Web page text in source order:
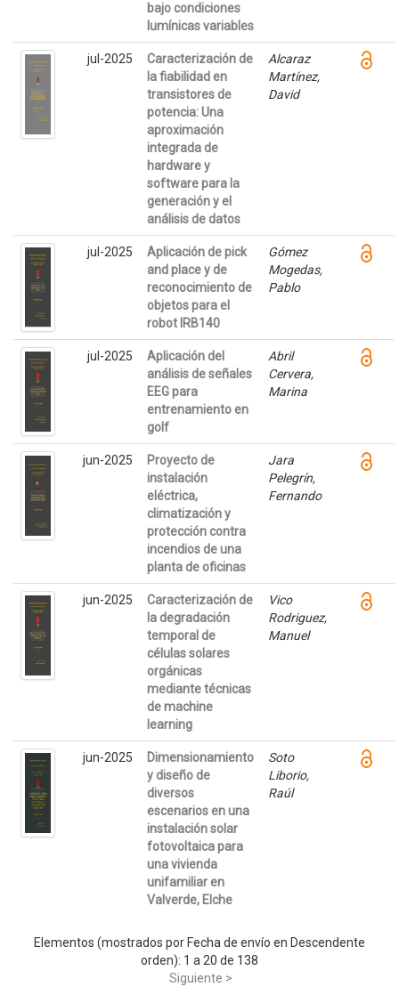
bajo condiciones
lumínicas variables
jul-2025
Caracterización de
la fiabilidad en
transistores de
potencia: Una
aproximación
integrada de
hardware y
software para la
generación y el
análisis de datos
Alcaraz
Martínez,
David
jul-2025
Aplicación de pick
and place y de
reconocimiento de
objetos para el
robot IRB140
Gómez
Mogedas,
Pablo
jul-2025
Aplicación del
análisis de señales
EEG para
entrenamiento en
golf
Abril
Cervera,
Marina
jun-2025
Proyecto de
instalación
eléctrica,
climatización y
protección contra
incendios de una
planta de oficinas
Jara
Pelegrín,
Fernando
jun-2025
Caracterización de
la degradación
temporal de
células solares
orgánicas
mediante técnicas
de machine
learning
Vico
Rodriguez,
Manuel
jun-2025
Dimensionamiento
y diseño de
diversos
escenarios en una
instalación solar
fotovoltaica para
una vivienda
unifamiliar en
Valverde, Elche
Soto
Liborio,
Raúl
Elementos (mostrados por Fecha de envío en Descendente
orden): 1 a 20 de 138
Siguiente >